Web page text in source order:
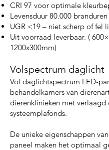
CRI 97 voor optimale
Levensduur 80.000
UGR <19 – niet scherp of fel
Uit voorraad leverbaar. (
1200x300mm)
Volspectrum daglicht
Vol daglichtspectrum LED-
behandelkamers van
dierenklinieken met verlaagd
systeemplafonds.
De unieke eigenschappen
paneel maken het optimaal